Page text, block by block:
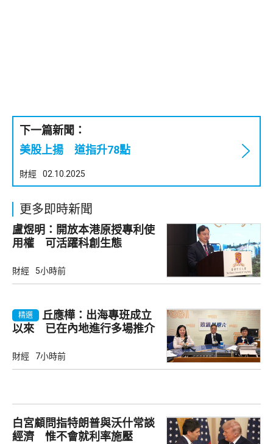
下一篇新聞：
美股上揚 道指升78點
財經 02.10.2025
更多即時新聞
盧煜明：開放本港原授專利使
用權 可活躍科創生態
財經 5小時前
精選
丘應樺：出海專班成立
以來 已在內地進行多場推介
財經 7小時前
白宮顧問指特朗普與沃什常談
經濟 惟不會就利率施壓